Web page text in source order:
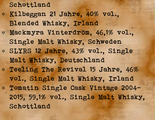
Schottland
Kilbeggan 21 Jahre, 40% vol.,
Blended Whisky, Irland
Mackmyra Vinterdröm, 46,1% vol.,
Single Malt Whisky, Schweden
SLYRS 12 Jahre, 43% vol., Single
Malt Whisky, Deutschland
Teeling The Revival 15 Jahre, 46%
vol., Single Malt Whisky, Irland
Tomatin Single Cask Vintage2004-
2015, 59,1% vol., Single Malt Whisky,
Schottland